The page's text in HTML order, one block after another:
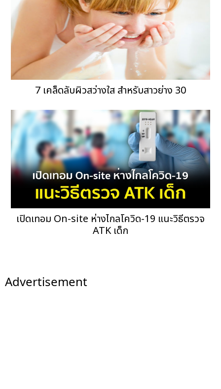
7 เคล็ดลับผิวสว่างใส สำหรับสาวย่าง 30
เปิดเทอม On-site ห่างไกลโควิด-19 แนะวิธีตรวจ
ATK เด็ก
Advertisement